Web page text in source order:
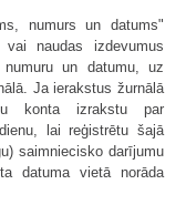
numurs un datums"
naudas izdevumus
numuru un datumu, uz
Ja ierakstus žurnālā
konta izrakstu par
lai reģistrētu šajā
saimniecisko darījumu
datuma vietā norāda